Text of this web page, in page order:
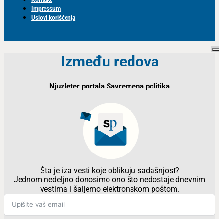
Impressum
Uslovi korišćenja
Između redova
Njuzleter portala Savremena politika
Šta je iza vesti koje oblikuju sadašnjost?
Jednom nedeljno donosimo ono što nedostaje dnevnim
vestima i šaljemo elektronskom poštom.